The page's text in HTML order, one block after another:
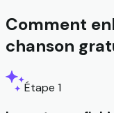
Comment
chanson
Étape 1